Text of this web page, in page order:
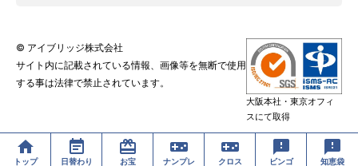
© アイブリッジ株式会社
サイト内に記載されている情報、画像等を無断で使用
する事は法律で禁止されています。
大阪本社・東京オフィ
スにて取得
トップ 日替わり お宝 ナンプレ クロス ビンゴ 知恵袋